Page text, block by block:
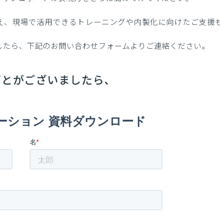
現場で活用できるトレーニングや内製化に向けたご支援
ら、下記のお問い合わせフォームよりご連絡ください。
がございましたら、